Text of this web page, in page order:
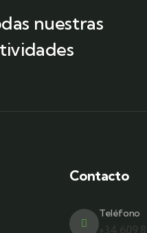
nuestras
Contacto
Teléfono